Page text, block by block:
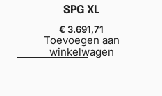
SPG XL
€ 3.691,71
Toevoegen aan
winkelwagen